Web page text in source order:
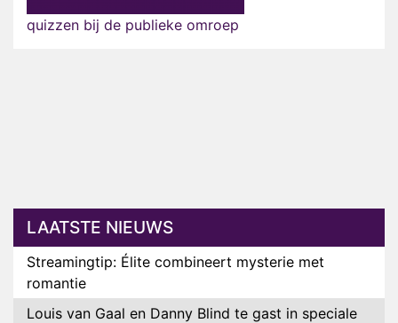
quizzen bij de publieke omroep
LAATSTE NIEUWS
Streamingtip: Élite combineert mysterie met
romantie
Louis van Gaal en Danny Blind te gast in speciale